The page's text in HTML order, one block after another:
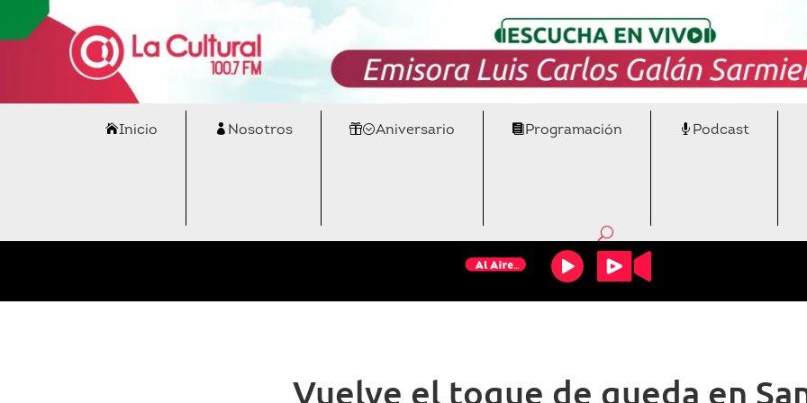
Inicio Nosotros Aniversario Programación Podcast
Vuelve el toque de queda en